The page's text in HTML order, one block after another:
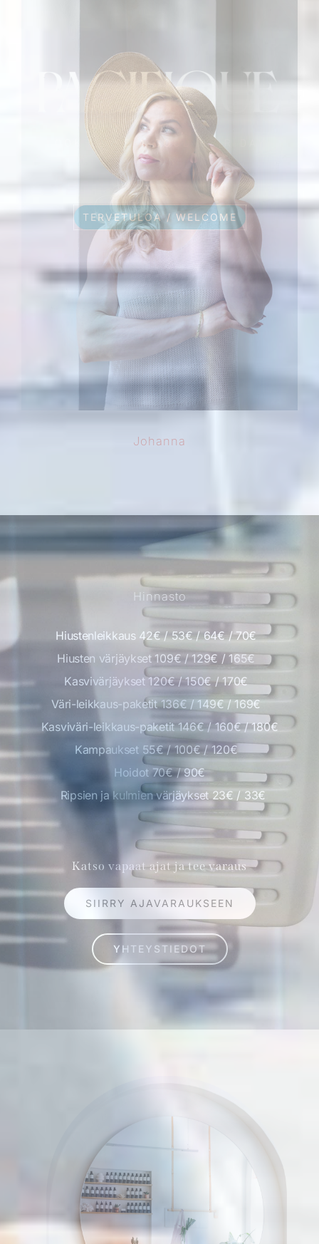
Johanna
Hinnasto
Hiustenleikkaus 42€ / 53€ / 64€ / 70€
Hiusten värjäykset 109€ / 129€ / 165€
Kasvivärjäykset 120€ / 150€ / 170€
Väri-leikkaus-paketit 136€ / 149€ / 169€
Kasviväri-leikkaus-paketit 146€ / 160€ / 180€
Kampaukset 55€ / 100€ / 120€
Hoidot 70€ / 90€
Ripsien ja kulmien värjäykset 23€ / 33€
Katso vapaat ajat ja tee varaus
SIIRRY AJAVARAUKSEEN
YHTEYSTIEDOT